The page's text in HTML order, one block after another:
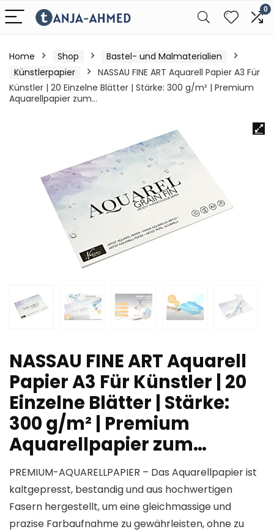
0
Home Shop
Bastel- und Malmaterialien
Künstlerpapier
NASSAU FINE ART Aquarell Papier A3 Für
Künstler | 20 Einzelne Blätter | Stärke: 300 g/m² | Premium
Aquarellpapier zum…
NASSAU FINE ART Aquarell
Papier A3 Für Künstler | 20
Einzelne Blätter | Stärke:
300 g/m² | Premium
Aquarellpapier zum…
PREMIUM-AQUARELLPAPIER – Das Aquarellpapier ist
kaltgepresst, bestandig und aus hochwertigen
Fasern hergestellt, um eine gleichmassige und
prazise Farbaufnahme zu gewährleisten, ohne zu